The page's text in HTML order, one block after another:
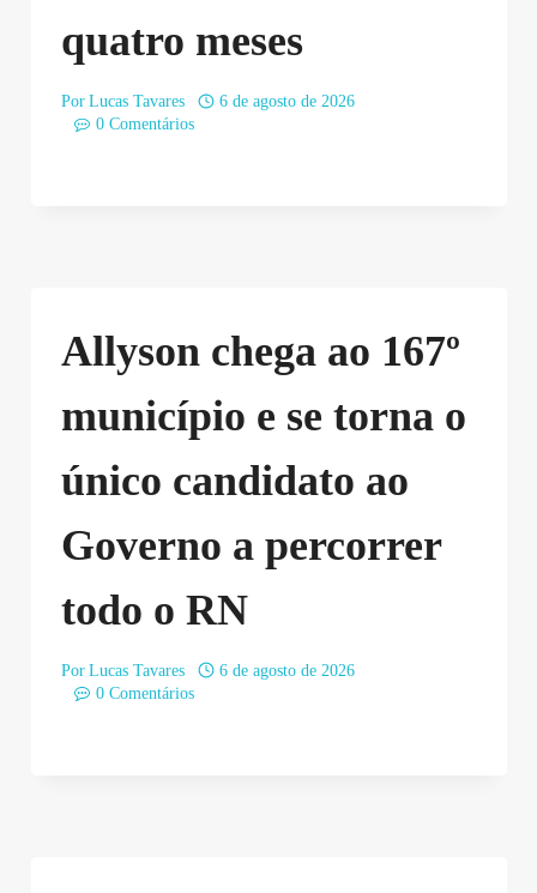
quatro meses
Por Lucas Tavares
6 de agosto de 2026
0 Comentários
Allyson chega ao 167º
município e se torna o
único candidato ao
Governo a percorrer
todo o RN
Por Lucas Tavares
6 de agosto de 2026
0 Comentários